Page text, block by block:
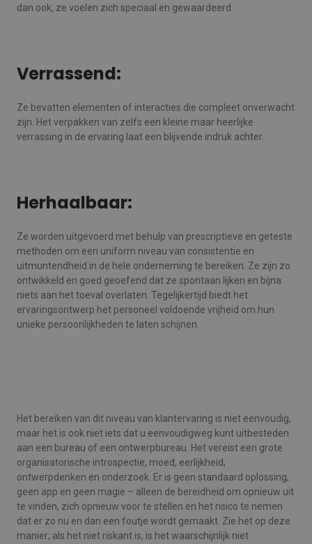
dan ook, ze voelen zich speciaal en gewaardeerd.
Verrassend:
Ze bevatten elementen of interacties die compleet onverwacht
zijn. Het verpakken van zelfs een kleine maar heerlijke
verrassing in de ervaring laat een blijvende indruk achter.
Herhaalbaar:
Ze worden uitgevoerd met behulp van prescriptieve en geteste
methoden om een ​​uniform niveau van consistentie en
uitmuntendheid in de hele onderneming te bereiken. Ze zijn zo
ontwikkeld en goed geoefend dat ze spontaan lijken en bijna
niets aan het toeval overlaten. Tegelijkertijd biedt het
ervaringsontwerp het personeel voldoende vrijheid om hun
unieke persoonlijkheden te laten schijnen.
Het bereiken van dit niveau van klantervaring is niet eenvoudig,
maar het is ook niet iets dat u eenvoudigweg kunt uitbesteden
aan een bureau of een ontwerpbureau. Het vereist een grote
organisatorische introspectie, moed, eerlijkheid,
ontwerpdenken en onderzoek. Er is geen standaard oplossing,
geen app en geen magie – alleen de bereidheid om opnieuw uit
te vinden, zich opnieuw voor te stellen en het risico te nemen
dat er zo nu en dan een foutje wordt gemaakt. Zie het op deze
manier; als het niet riskant is, is het waarschijnlijk niet